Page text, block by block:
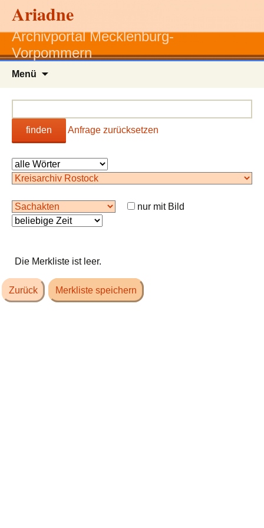
Ariadne
Archivportal Mecklenburg-
Vorpommern
Menü
finden Anfrage zurücksetzen
nur mit Bild
Die Merkliste ist leer.
Zurück Merkliste speichern